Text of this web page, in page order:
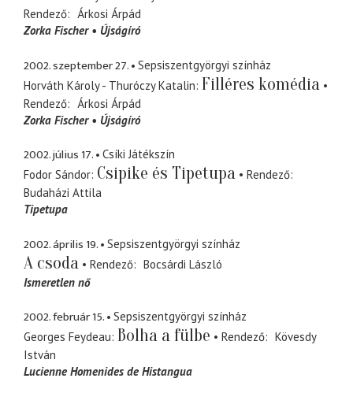
Rendező
Árkosi Árpád
Zorka Fischer
Újságíró
2002. szeptember 27.
Sepsiszentgyörgyi színház
Horváth Károly - Thuróczy Katalin Filléres komédia
Rendező
Árkosi Árpád
Zorka Fischer
Újságíró
2002. július 17.
Csíki Játékszín
Fodor Sándor Csipike és Tipetupa
Rendező
Budaházi Attila
Tipetupa
2002. április 19. Sepsiszentgyörgyi színház
A csoda Rendező
Bocsárdi László
Ismeretlen nő
2002. február 15.
Sepsiszentgyörgyi színház
Georges Feydeau Bolha a fülbe Rendező
Kövesdy
István
Lucienne Homenides de Histangua